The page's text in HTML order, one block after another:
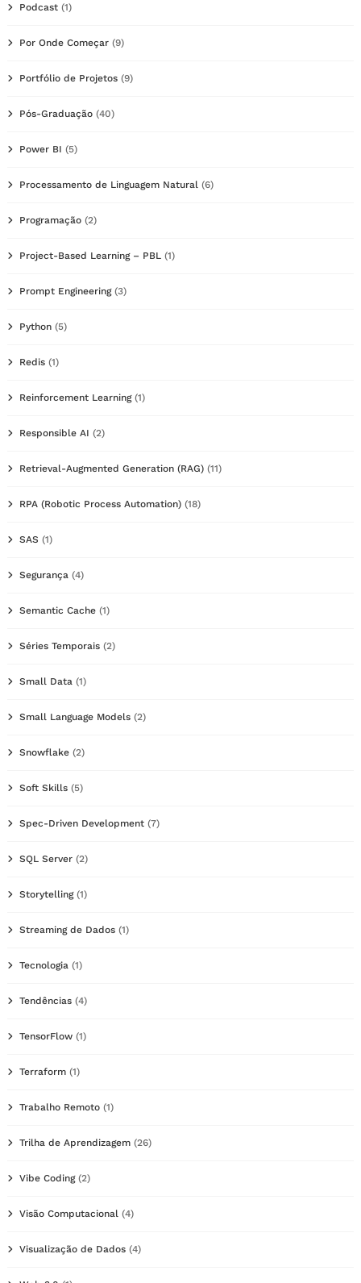
Podcast (1)
Por Onde Começar (9)
Portfólio de Projetos (9)
Pós-Graduação (40)
Power BI (5)
Processamento de Linguagem Natural (6)
Programação (2)
Project-Based Learning – PBL (1)
Prompt Engineering(3)
Python (5)
Redis (1)
Reinforcement Learning(1)
Responsible AI (2)
Retrieval-Augmented Generation (RAG) (11)
RPA (Robotic Process Automation) (18)
SAS (1)
Segurança (4)
Semantic Cache (1)
Séries Temporais (2)
Small Data (1)
Small Language Models (2)
Snowflake (2)
Soft Skills (5)
Spec-Driven Development (7)
SQL Server (2)
Storytelling(1)
Streaming de Dados (1)
Tecnologia (1)
Tendências (4)
TensorFlow (1)
Terraform (1)
Trabalho Remoto (1)
Trilha de Aprendizagem (26)
Vibe Coding(2)
Visão Computacional (4)
Visualização de Dados (4)